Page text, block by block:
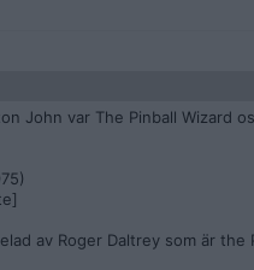
John var The Pinball Wizard
av Roger Daltrey som är the